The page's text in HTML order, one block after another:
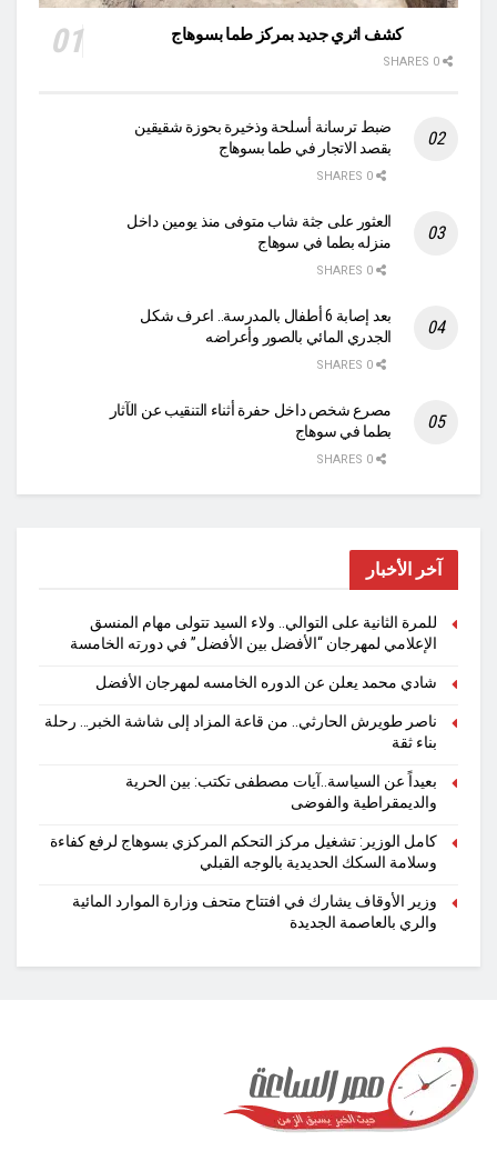
كشف اثري جديد بمركز طما بسوهاج
ضبط ترسانة أسلحة وذخيرة بحوزة شقيقين
بقصد الاتجار في طما بسوهاج
العثور على جثة شاب متوفى منذ يومين داخل
منزله بطما في سوهاج
بعد إصابة 6 أطفال بالمدرسة.. اعرف شكل
الجدري المائي بالصور وأعراضه
مصرع شخص داخل حفرة أثناء التنقيب عن الآثار
بطما في سوهاج
آخر الأخبار
للمرة الثانية على التوالي.. ولاء السيد تتولى مهام المنسق
الإعلامي لمهرجان “الأفضل بين الأفضل” في دورته الخامسة
شادي محمد يعلن عن الدوره الخامسه لمهرجان الأفضل
ناصر طويرش الحارثي.. من قاعة المزاد إلى شاشة الخبر… رحلة
بناء ثقة
بعيداً عن السياسة..آيات مصطفى تكتب: بين الحرية
والديمقراطية والفوضى
كامل الوزير: تشغيل مركز التحكم المركزي بسوهاج لرفع كفاءة
وسلامة السكك الحديدية بالوجه القبلي
وزير الأوقاف يشارك في افتتاح متحف وزارة الموارد المائية
والري بالعاصمة الجديدة